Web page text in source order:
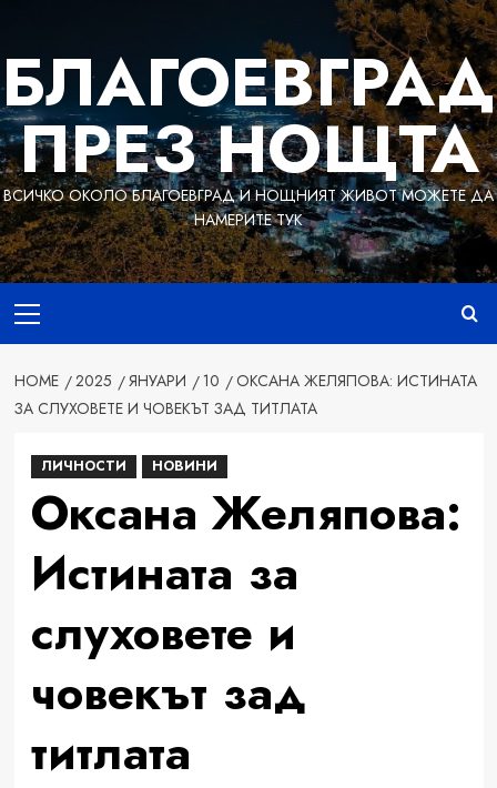
content
БЛАГОЕВГРАД
ПРЕЗ НОЩТА
ВСИЧКО ОКОЛО БЛАГОЕВГРАД И НОЩНИЯТ ЖИВОТ МОЖЕТЕ ДА
НАМЕРИТЕ ТУК
Menu
HOME 2025 ЯНУАРИ 10
ОКСАНА ЖЕЛЯПОВА: ИСТИНАТА
ЗА СЛУХОВЕТЕ И ЧОВЕКЪТ ЗАД ТИТЛАТА
ЛИЧНОСТИ НОВИНИ
Оксана Желяпова:
Истината за
слуховете и
човекът зад
титлата